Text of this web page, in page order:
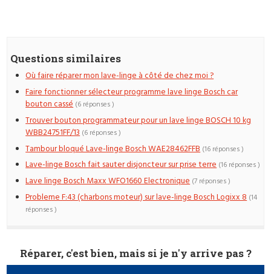
Questions similaires
Où faire réparer mon lave-linge à côté de chez moi ?
Faire fonctionner sélecteur programme lave linge Bosch car
bouton cassé (6 réponses )
Trouver bouton programmateur pour un lave linge BOSCH 10 kg
WBB24751FF/13 (6 réponses )
Tambour bloqué Lave-linge Bosch WAE28462FFB (16 réponses )
Lave-linge Bosch fait sauter disjoncteur sur prise terre (16 réponses )
Lave linge Bosch Maxx WFO1660 Electronique (7 réponses )
Probleme F:43 (charbons moteur) sur lave-linge Bosch Logixx 8 (14
réponses )
Réparer, c'est bien, mais si je n'y arrive pas ?